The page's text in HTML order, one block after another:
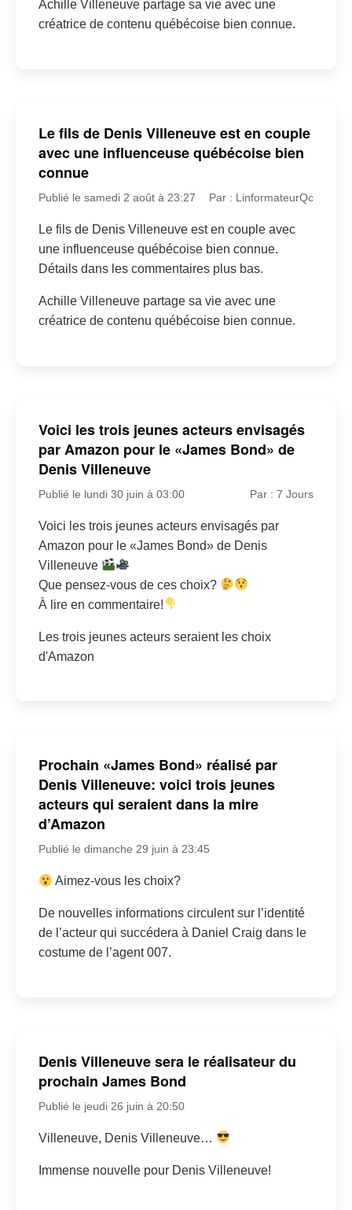
Achille Villeneuve partage sa vie avec une
créatrice de contenu québécoise bien connue.
Le fils de Denis Villeneuve est en couple
avec une influenceuse québécoise bien
connue
Publié le samedi 2 août à 23:27 Par : LinformateurQc
Le fils de Denis Villeneuve est en couple avec
une influenceuse québécoise bien connue.
Détails dans les commentaires plus bas.
Achille Villeneuve partage sa vie avec une
créatrice de contenu québécoise bien connue.
Voici les trois jeunes acteurs envisagés
par Amazon pour le «James Bond» de
Denis Villeneuve
Publié le lundi 30 juin à 03:00 Par : 7 Jours
Voici les trois jeunes acteurs envisagés par
Amazon pour le «James Bond» de Denis
Villeneuve
Que pensez-vous de ces choix?
À lire en commentaire!
Les trois jeunes acteurs seraient les choix
d'Amazon
Prochain «James Bond» réalisé par
Denis Villeneuve: voici trois jeunes
acteurs qui seraient dans la mire
d’Amazon
Publié le dimanche 29 juin à 23:45
Aimez-vous les choix?
De nouvelles informations circulent sur l’identité
de l’acteur qui succédera à Daniel Craig dans le
costume de l’agent 007.
Denis Villeneuve sera le réalisateur du
prochain James Bond
Publié le jeudi 26 juin à 20:50
Villeneuve, Denis Villeneuve…
Immense nouvelle pour Denis Villeneuve!